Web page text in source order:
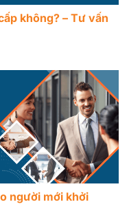
không? – Tư vấn
người mới khởi